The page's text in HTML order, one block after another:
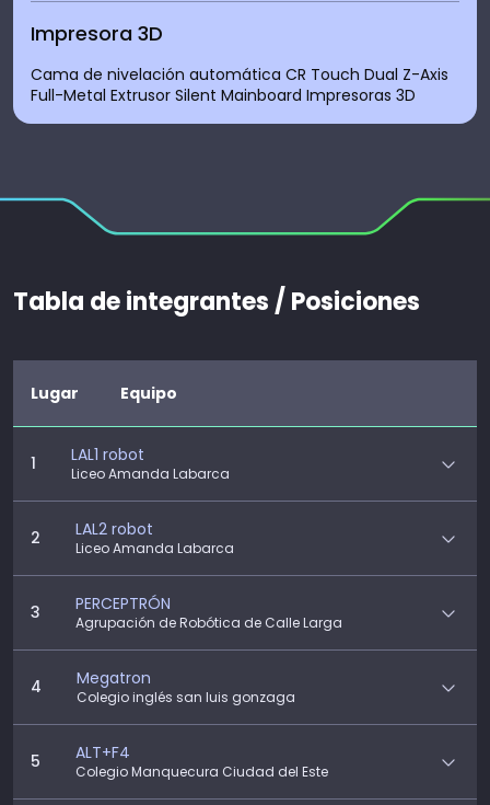
Impresora 3D
Cama de nivelación automática CR Touch Dual Z-Axis
Full-Metal Extrusor Silent Mainboard Impresoras 3D
Tabla de integrantes / Posiciones
Lugar Equipo
1 LAL1 robot
Liceo Amanda Labarca
2 LAL2 robot
Liceo Amanda Labarca
3 PERCEPTRÓN
Agrupación de Robótica de Calle Larga
4 Megatron
Colegio inglés san luis gonzaga
5 ALT+F4
Colegio Manquecura Ciudad del Este